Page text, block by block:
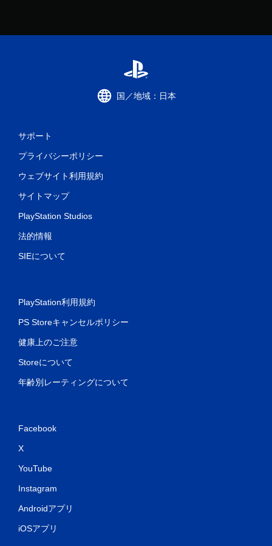
国／地域：日本
サポート
プライバシーポリシー
ウェブサイト利用規約
サイトマップ
PlayStation Studios
法的情報
SIEについて
PlayStation利用規約
PS Storeキャンセルポリシー
健康上のご注意
Storeについて
年齢別レーティングについて
Facebook
X
YouTube
Instagram
Androidアプリ
iOSアプリ